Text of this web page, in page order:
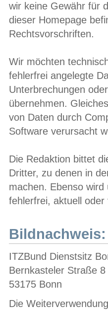
wir keine Gewähr für
dieser Homepage
Rechtsvorschriften.
Wir möchten
fehlerfrei angelegte
Unterbrechungen
übernehmen.
von Daten durch
Software verursacht
Die Redaktion bittet
Dritter, zu denen in
machen. Ebenso
fehlerfrei, aktuell oder
Bildnachweis:
ITZBund Dienstsitz
Bernkasteler Straße 8
53175 Bonn
Die